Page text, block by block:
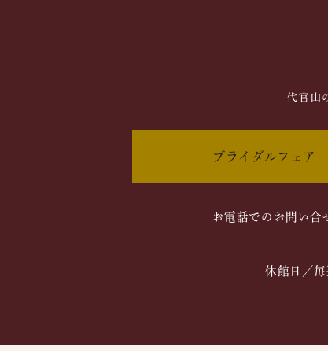
代官山
ブライダルフェア
お電話でのお問い合
休館日／